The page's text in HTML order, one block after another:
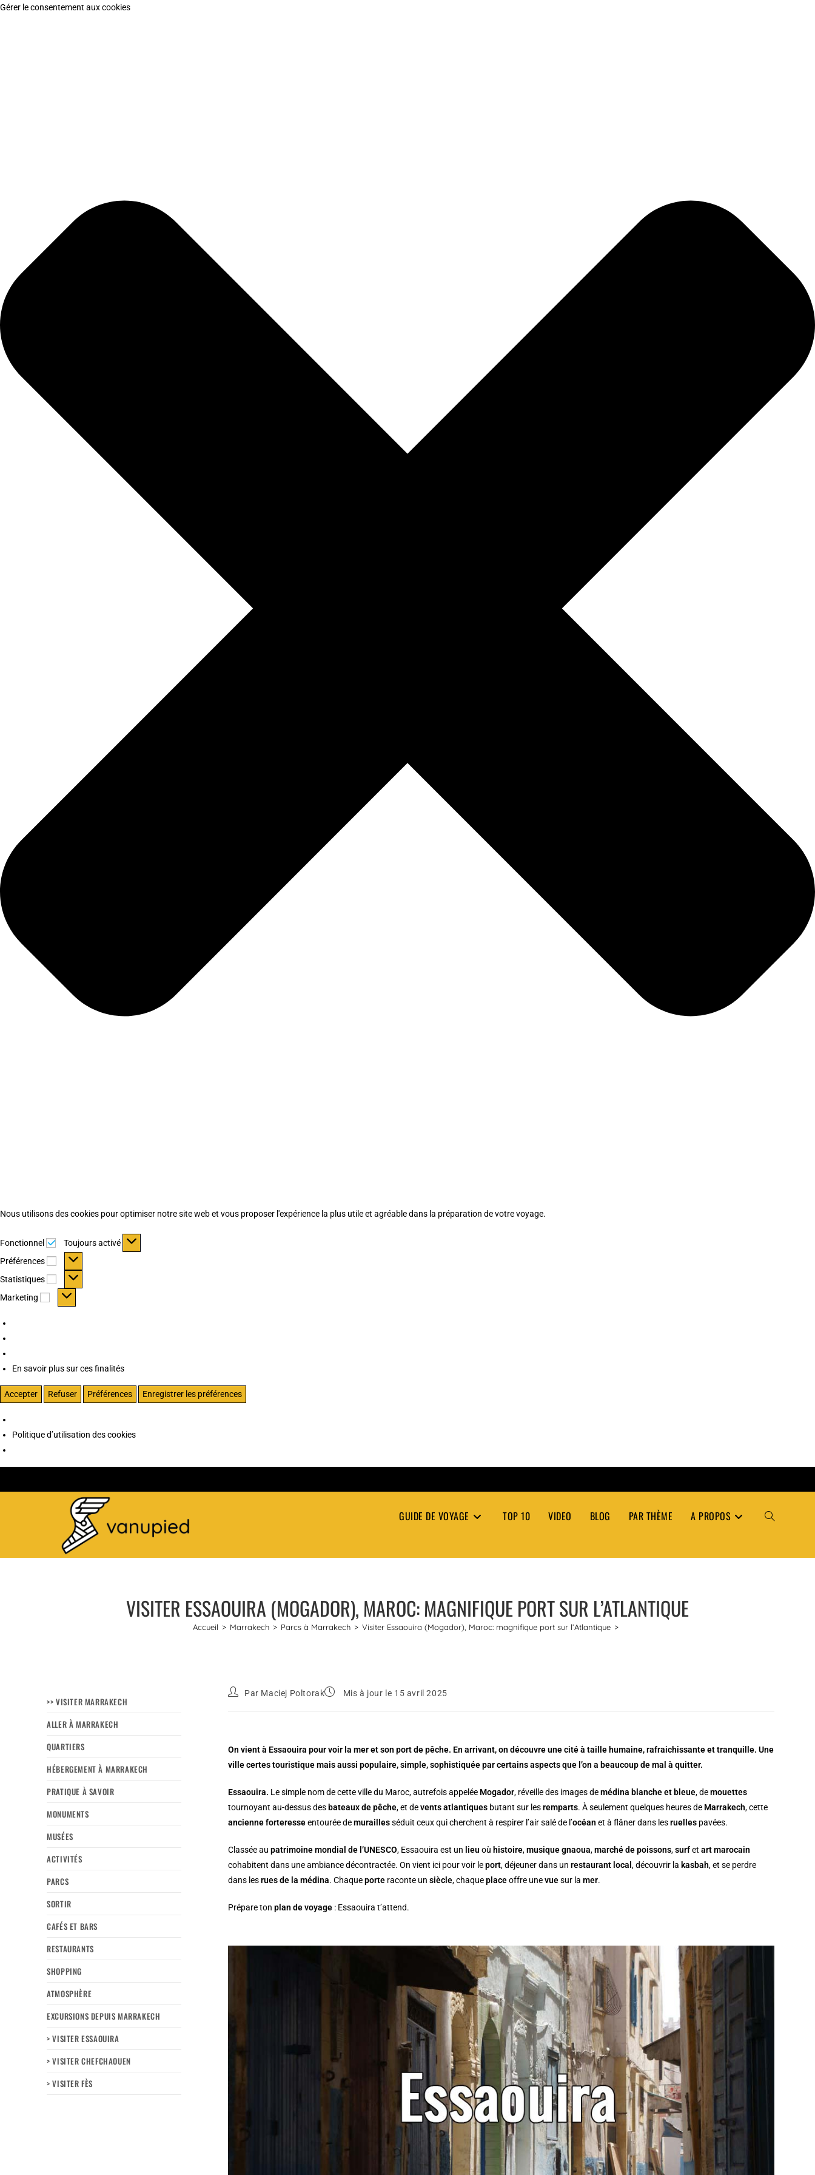
Gérer le consentement aux cookies
Nous utilisons des cookies pour optimiser notre site web et vous proposer l'expérience la plus utile et agréable dans la préparation de votre voyage.
Fonctionnel Fonctionnel
Toujours activé
Préférences
Préférences
Statistiques Statistiques
Marketing Marketing
En savoir plus sur ces finalités
Accepter Refuser Préférences Enregistrer les préférences
Politique d’utilisation des cookies
GUIDE DE VOYAGE TOP 10 VIDEO BLOG PAR THÈME A PROPOS TOGGLE
VISITER ESSAOUIRA (MOGADOR), MAROC: MAGNIFIQUE PORT SUR L’ATLANTIQUE
Accueil > Marrakech > Parcs à Marrakech > Visiter Essaouira (Mogador), Maroc: magnifique port sur l’Atlantique >
>> VISITER MARRAKECH
ALLER À MARRAKECH
QUARTIERS
HÉBERGEMENT À MARRAKECH
PRATIQUE À SAVOIR
MONUMENTS
MUSÉES
ACTIVITÉS
PARCS
SORTIR
CAFÉS ET BARS
RESTAURANTS
SHOPPING
ATMOSPHÈRE
EXCURSIONS DEPUIS MARRAKECH
> VISITER ESSAOUIRA
> VISITER CHEFCHAOUEN
> VISITER FÈS
Par Maciej Poltorak Mis à jour le 15 avril 2025
On vient à Essaouira pour voir la mer et son port de pêche. En arrivant, on découvre une cité à taille humaine, rafraichissante et tranquille. Une
ville certes touristique mais aussi populaire, simple, sophistiquée par certains aspects que l’on a beaucoup de mal à quitter.
Essaouira. Le simple nom de cette ville du Maroc, autrefois appelée Mogador, réveille des images demédina blanche et bleue, demouettes
tournoyant au-dessus des bateaux de pêche, et devents atlantiques butant sur lesremparts. À seulement quelques heures de Marrakech, cette
ancienne forteresseentourée demuraillesséduit ceux qui cherchent à respirer l’air salé de l’océan et à flâner dans lesruelles pavées.
Classée aupatrimoine mondial de l’UNESCO, Essaouira est un lieu où histoire,musique gnaoua,marché de poissons,surfetart marocain
cohabitent dans une ambiance décontractée. On vient ici pour voir leport, déjeuner dans unrestaurant local, découvrir la kasbah, et se perdre
dans lesrues de la médina. Chaqueporte raconte unsiècle, chaqueplaceoffre unevuesur lamer.
Prépare tonplan de voyage : Essaouira t’attend.